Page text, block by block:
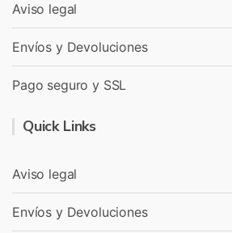
Aviso legal
Envíos y Devoluciones
Pago seguro y SSL
Quick Links
Aviso legal
Envíos y Devoluciones